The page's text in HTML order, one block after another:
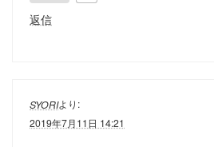
返信
SYORIより:
2019年7月11日 14:21